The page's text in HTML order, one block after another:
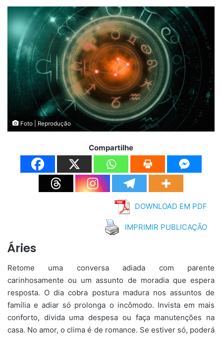
Foto | Reprodução
Compartilhe
DOWNLOAD EM PDF
IMPRIMIR PUBLICAÇÃO
Áries
Retome uma conversa adiada com parente
carinhosamente ou um assunto de moradia que espera
resposta. O dia cobra postura madura nos assuntos de
família e adiar só prolonga o incômodo. Invista em mais
conforto, divida uma despesa ou faça manutenções na
casa. No amor, o clima é de romance. Se estiver só, poderá